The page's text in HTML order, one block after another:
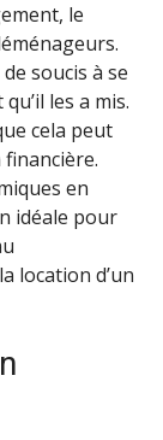
le
soucis à se
les a mis.
cela peut
en
idéale pour
location d’un